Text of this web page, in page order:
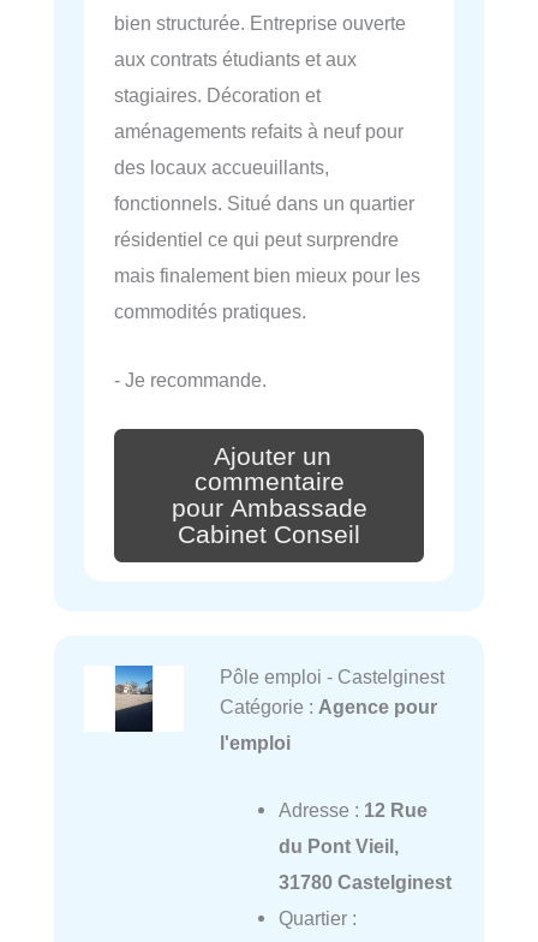
bien structurée. Entreprise ouverte
aux contrats étudiants et aux
stagiaires. Décoration et
aménagements refaits à neuf pour
des locaux accueuillants,
fonctionnels. Situé dans un quartier
résidentiel ce qui peut surprendre
mais finalement bien mieux pour les
commodités pratiques.
- Je recommande.
Ajouter un
commentaire
pour Ambassade
Cabinet Conseil
Pôle emploi - Castelginest
Catégorie : Agence pour
l'emploi
Adresse : 12 Rue
du Pont Vieil,
31780 Castelginest
Quartier :